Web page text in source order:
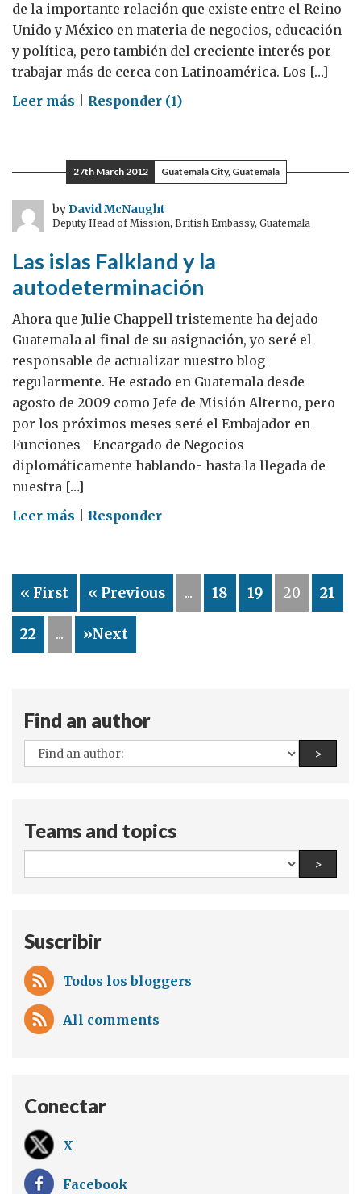
de la importante relación que existe entre el Reino
Unido y México en materia de negocios, educación
y política, pero también del creciente interés por
trabajar más de cerca con Latinoamérica. Los […]
Leer más on
en
México
Responder (1)
27th March 2012 Guatemala City, Guatemala
byDavid McNaught
Deputy Head of Mission, British Embassy, Guatemala
Las islas Falkland y la
autodeterminación
Ahora que Julie Chappell tristemente ha dejado
Guatemala al final de su asignación, yo seré el
responsable de actualizar nuestro blog
regularmente. He estado en Guatemala desde
agosto de 2009 como Jefe de Misión Alterno, pero
por los próximos meses seré el Embajador en
Funciones –Encargado de Negocios
diplomáticamente hablando- hasta la llegada de
nuestra […]
Leer más on
Falkland
la
autodeterminación
Responder
« First « Previous ... 18 19 20 21
22 ... »Next
Find an author
All
authors:
>Find
Teams and topics
All
teams
>Find
Suscribir
Todos los bloggers
All comments
Conectar
X
Facebook